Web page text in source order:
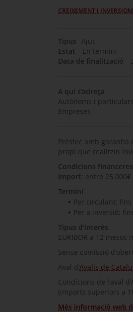
CREIXEMENT I
Tipus Ajut
Estat
En termini
Data de finalització
A qui s'adreça
Autònoms i particulars
Empreses
Préstec amb garantia
propi que realitzin
Condicions financeres
Import: entre 25.000€
Termini
Per circulant:
Per a inversió:
Tipus d'interès
EURIBOR a 12 mesos
Sense comissió
Aval d'Avalis de
Condicions de l'aval
(imports superiors a
Més informació web